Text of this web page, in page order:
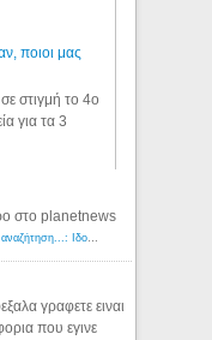
ποιοι μας
στιγμή το 4ο
για τα 3
στο planetnews
Λόγιος Ερμής | Η γνώση ξεκινάει με την αναζήτηση...: Ιδού οι 18 που χρωστούν 11 δις ευρώ!
γραφετε ειναι
που εγινε